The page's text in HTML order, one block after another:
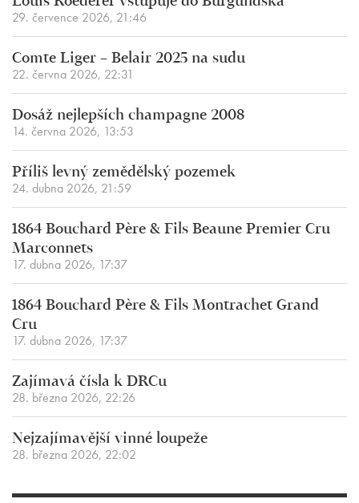
29. července 2026, 21:46
Comte Liger – Belair 2025 na sudu
22. června 2026, 22:31
Dosáž nejlepších champagne 2008
14. června 2026, 13:53
Příliš levný zemědělský pozemek
24. dubna 2026, 21:59
1864 Bouchard Père & Fils Beaune Premier Cru
Marconnets
17. dubna 2026, 17:37
1864 Bouchard Père & Fils Montrachet Grand
Cru
17. dubna 2026, 17:37
Zajímavá čísla k DRCu
28. března 2026, 22:26
Nejzajímavější vinné loupeže
28. března 2026, 22:02